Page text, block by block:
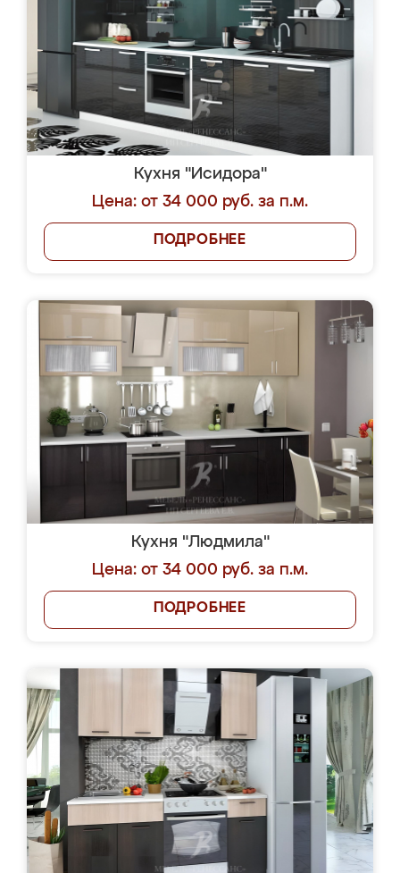
Кухня "Исидора"
Цена: от 34 000 руб. за п.м.
ПОДРОБНЕЕ
Кухня "Людмила"
Цена: от 34 000 руб. за п.м.
ПОДРОБНЕЕ